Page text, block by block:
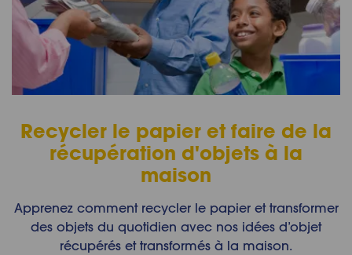
Recycler le papier et faire de la
récupération d'objets à la
maison
Apprenez comment recycler le papier et transformer
des objets du quotidien avec nos idées d’objet
récupérés et transformés à la maison.